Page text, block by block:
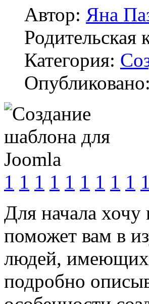
Автор: Яна
Родительская
Категория:
1 1 1 1 1 1 1 1 1 1
Для начала хочу
поможет вам в
людей, имеющих
подробно